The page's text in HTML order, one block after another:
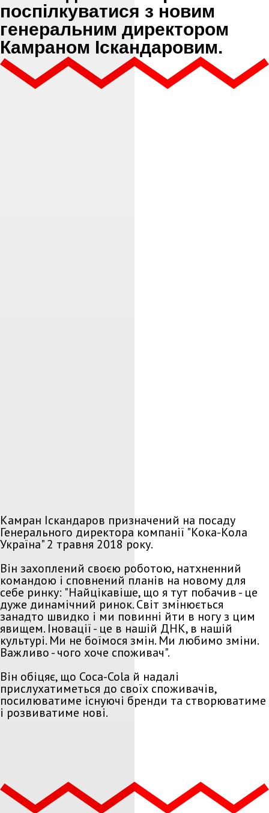
поспілкуватися з новим
генеральним директором
Камраном Іскандаровим.
Камран Іскандаров призначений на посаду
Генерального директора компанії "Кока-Кола
Україна" 2 травня 2018 року.
Він захоплений своєю роботою, натхненний
командою і сповнений планів на новому для
себе ринку: "Найцікавіше, що я тут побачив - це
дуже динамічний ринок. Світ змінюється
занадто швидко і ми повинні йти в ногу з цим
явищем. Іновації - це в нашій ДНК, в нашій
культурі. Ми не боїмося змін. Ми любимо зміни.
Важливо - чого хоче споживач".
Він обіцяє, що Coca-Cola й надалі
прислухатиметься до своїх споживачів,
посилюватиме існуючі бренди та створюватиме
і розвиватиме нові.